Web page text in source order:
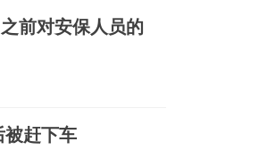
前对安保人员的
被赶下车